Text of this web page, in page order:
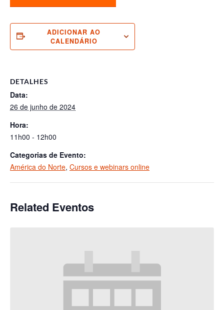
ADICIONAR AO
CALENDÁRIO
DETALHES
Data:
26 de junho de 2024
Hora:
11h00 - 12h00
Categorias de Evento:
América do Norte, Cursos e webinars online
Related Eventos